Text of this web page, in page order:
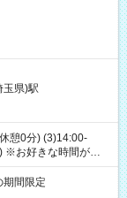
玉県)駅
憩0分) (3)14:00-
お好きな時間が選べ
期間限定